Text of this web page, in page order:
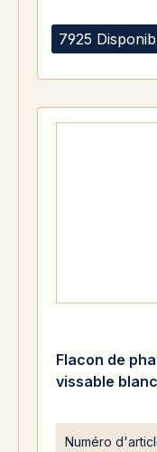
7925
Flacon de
vissable
Numéro